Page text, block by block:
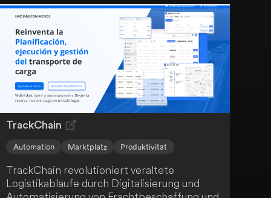
fortschrittliche Modelle, um in Echtzeit auf
dein Benutzerverhalten zu reagieren. Die
skalierbare und sichere Infrastruktur von
Shaped gewährleistet die Einhaltung von
GDPR- und SOC2-Standards.
TrackChain
Automation Marktplatz Produktivität
TrackChain revolutioniert veraltete
Logistikabläufe durch Digitalisierung und